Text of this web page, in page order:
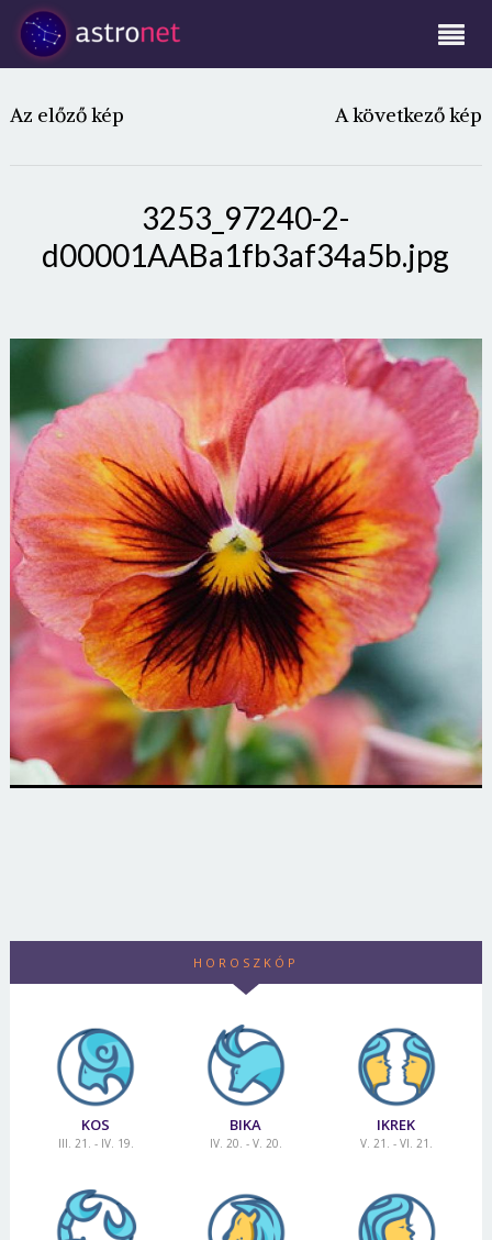
Az előző kép A következő kép
3253_97240-2-
d00001AABa1fb3af34a5b.jpg
HOROSZKÓP
KOS
III. 21. - IV. 19.
BIKA
IV. 20. - V. 20.
IKREK
V. 21. - VI. 21.